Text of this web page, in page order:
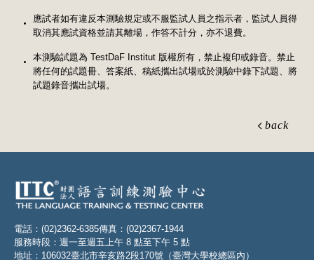
應試者如有違反本測驗規定或不服監試人員之指示者，監試人員得
取消其應試資格並請其離場，作答不計分，亦不退費。
本測驗試題為 TestDaF Institut 版權所有，禁止複印或錄音。禁止
將任何的試題冊、答案紙、稿紙攜出試場或於測驗中錄下試題、將
試題錄音攜出試場。
back
電話：(02)2362-6385傳真：(02)2367-1944
服務時段：週一至週五上午 8 點至下午 5 點
地址：106032臺北市辛亥路2段170號（臺灣大學校總區內）